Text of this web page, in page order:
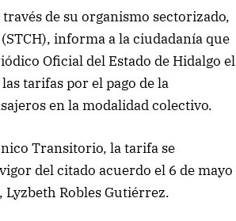
de su organismo sectorizado,
informa a la ciudadanía que
Oficial del Estado de Hidalgo el
tarifas por el pago de la
en la modalidad colectivo.
Transitorio, la tarifa se
del citado acuerdo el 6 de mayo
Robles Gutiérrez.